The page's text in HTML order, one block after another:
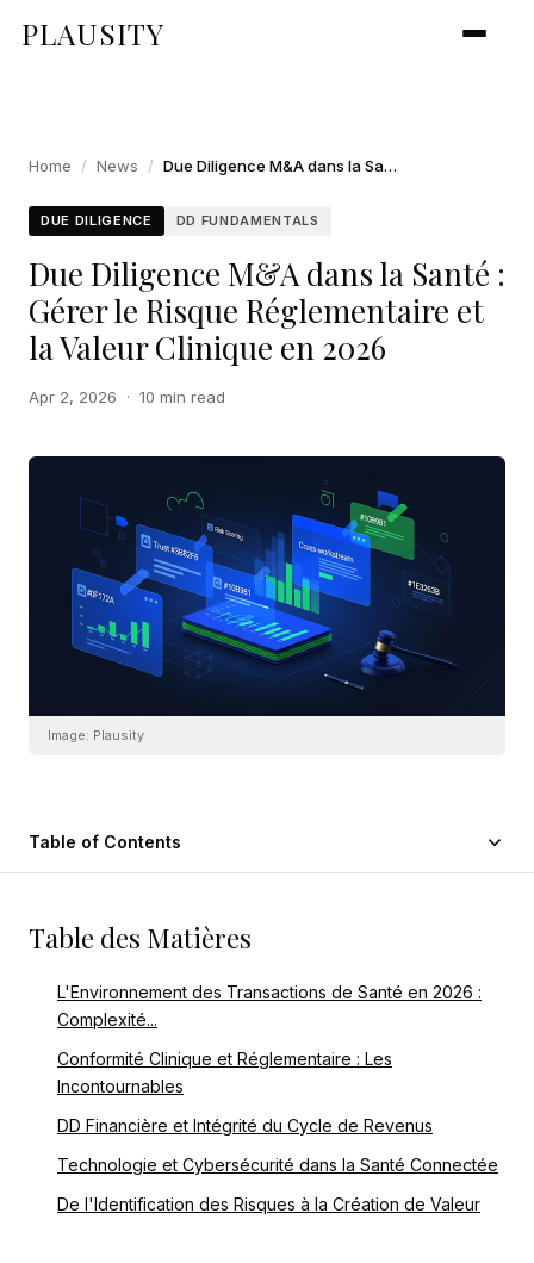
PLAUSITY
Home / News / Due Diligence M&A dans la Santé : Gérer le Risque Réglementaire et la Valeur Clinique en 2026
DUE DILIGENCE DD FUNDAMENTALS
Due Diligence M&A dans la Santé :
Gérer le Risque Réglementaire et
la Valeur Clinique en 2026
Apr 2, 2026 · 10 min read
Image: Plausity
Table of Contents
Table des Matières
L'Environnement des Transactions de Santé en 2026 :
Complexité...
Conformité Clinique et Réglementaire : Les
Incontournables
DD Financière et Intégrité du Cycle de Revenus
Technologie et Cybersécurité dans la Santé Connectée
De l'Identification des Risques à la Création de Valeur